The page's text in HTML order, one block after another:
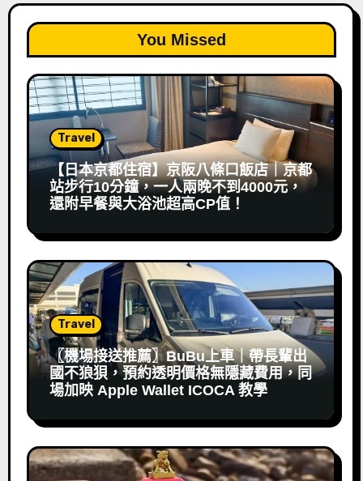
You Missed
Travel
【日本京都住宿】京阪八條口飯店｜京都
站步行10分鐘，一人兩晚不到4000元，
還附早餐與大浴池超高CP值！
Travel
〖機場接送推薦〗BuBu上車｜帶長輩出
國不狼狽，預約透明價格無隱藏費用，同
場加映 Apple Wallet ICOCA 教學